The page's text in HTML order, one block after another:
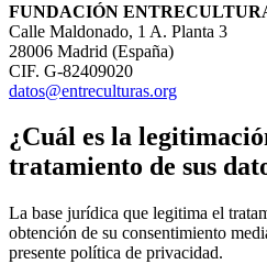
FUNDACIÓN
Calle Maldonado, 1 A. Planta 3
28006 Madrid (España)
CIF. G-82409020
datos@entreculturas.org
¿Cuál es la
tratamiento de sus
La base jurídica que legitima el
obtención de su consentimiento
presente política de privacidad.